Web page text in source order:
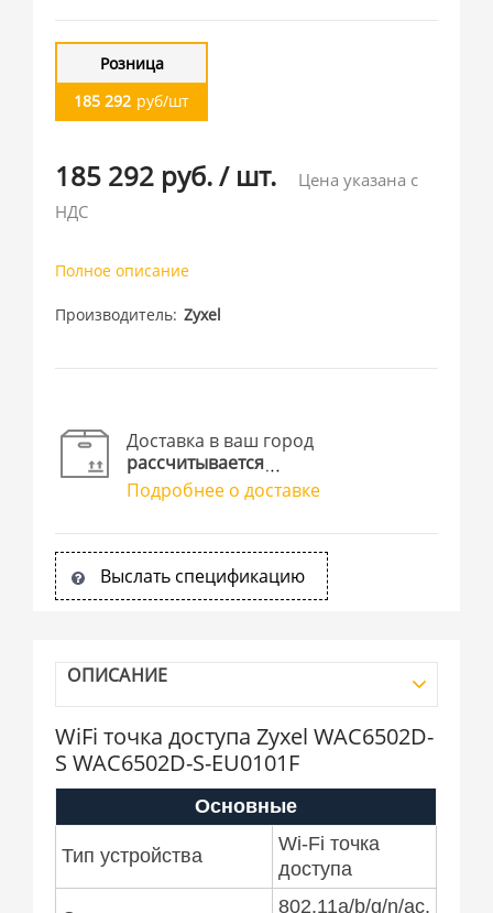
Розница
185 292 руб/шт
185 292 руб./ шт.
Цена указана с
НДС
Полное описание
Производитель Zyxel
Доставка в ваш город
рассчитывается
Подробнее о доставке
Выслать спецификацию
ОПИСАНИЕ
WiFi точка доступа Zyxel WAC6502D-
S WAC6502D-S-EU0101F
Основные
Тип устройства
Wi-Fi точка
доступа
802.11a/b/g/n/ac,